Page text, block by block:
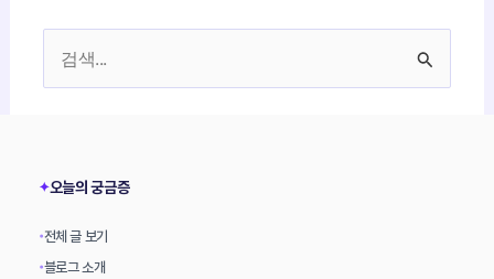
✦오늘의 궁금증
•전체 글 보기
•블로그 소개